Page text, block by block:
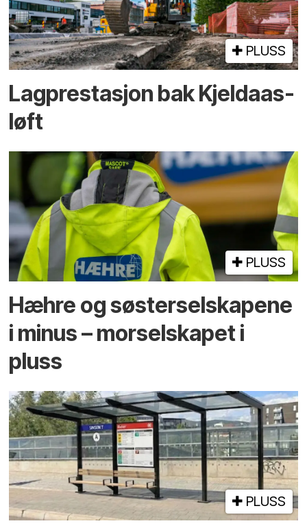
PLUSS
Lagprestasjon bak Kjeldaas-
løft
PLUSS
Hæhre og søster­selskapene
i minus – mor­selskapet i
pluss
PLUSS